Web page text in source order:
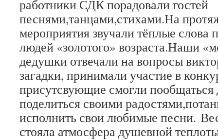
работники СДК порадовали гостей
песнями,танцами,стихами.На
мероприятия звучали тёплые слова
людей «золотого» возраста.Наши
дедушки отвечали на вопросы
загадки, принимали участие в
присутсвующие смогли пообщаться
поделиться своими
исполнить свои любимые песни.
стояла атмосфера душевной